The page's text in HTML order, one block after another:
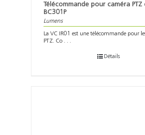
Télécommande pour caméra PTZ
BC301P
Lumens
La VC IR01 est une télécommande pour
PTZ. Co . . .
Détails